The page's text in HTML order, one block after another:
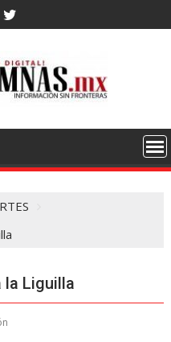
la Liguilla